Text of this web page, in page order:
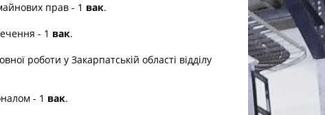
прав - 1 вак.
- 1 вак.
роботи у Закарпатській області відділу
- 1 вак.